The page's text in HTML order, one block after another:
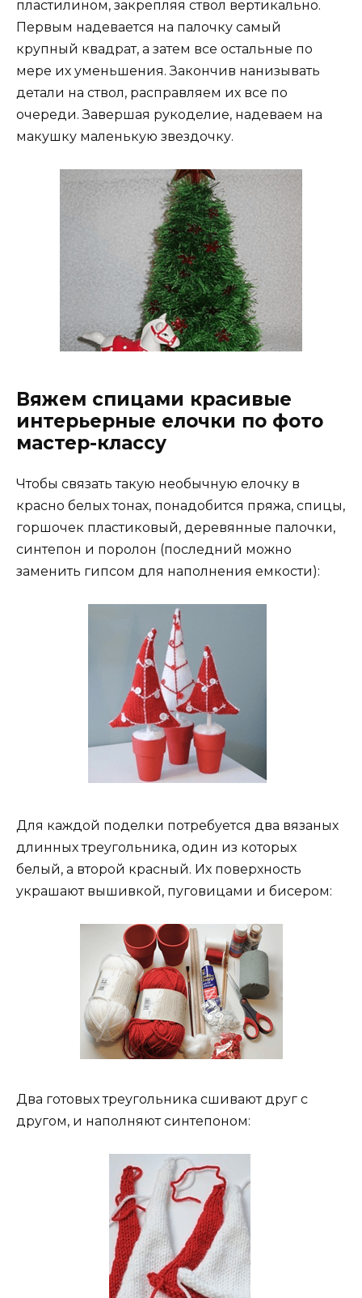
пластилином, закрепляя ствол вертикально.
Первым надевается на палочку самый
крупный квадрат, а затем все остальные по
мере их уменьшения. Закончив нанизывать
детали на ствол, расправляем их все по
очереди. Завершая рукоделие, надеваем на
макушку маленькую звездочку.
Вяжем спицами красивые
интерьерные елочки по фото
мастер-классу
Чтобы связать такую необычную елочку в
красно белых тонах, понадобится пряжа, спицы,
горшочек пластиковый, деревянные палочки,
синтепон и поролон (последний можно
заменить гипсом для наполнения емкости):
Для каждой поделки потребуется два вязаных
длинных треугольника, один из которых
белый, а второй красный. Их поверхность
украшают вышивкой, пуговицами и бисером:
Два готовых треугольника сшивают друг с
другом, и наполняют синтепоном: